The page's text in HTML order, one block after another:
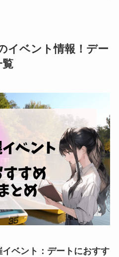
イベント情報！デー
覧
イベント：デートにおすす